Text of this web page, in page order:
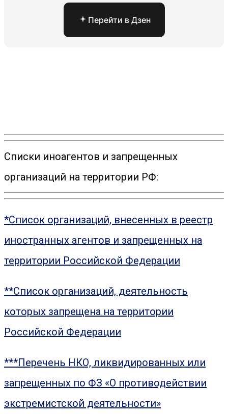
Перейти в Дзен
Списки иноагентов и запрещенных
организаций на территории РФ:
*Список организаций, внесенных в реестр
иностранных агентов и запрещенных на
территории Российской Федерации
**Список организаций, деятельность
которых запрещена на территории
Российской Федерации
***Перечень НКО, ликвидированных или
запрещенных по ФЗ «О противодействии
экстремистской деятельности»